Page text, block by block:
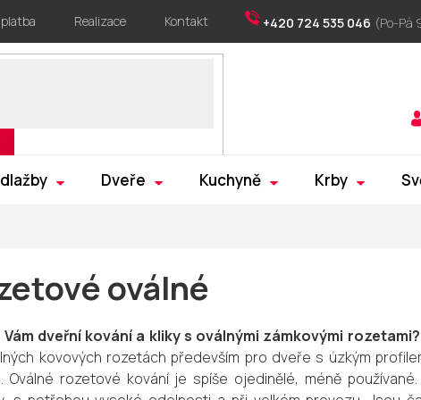
+420 724 535 046
Realizace Kontakt
Dveře Kuchyně Krby
oválné
Vám dveřní kování a kliky s oválnými zámkovými rozetami?
kovových rozetách především pro dveře s úzkým
Oválné rozetové kování je spíše ojedinělé, méně